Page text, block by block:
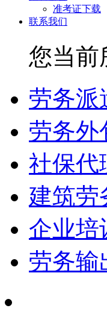
准考证下载
联系我们
您当前
劳务派
劳务外
社保代
建筑劳
企业培
劳务输